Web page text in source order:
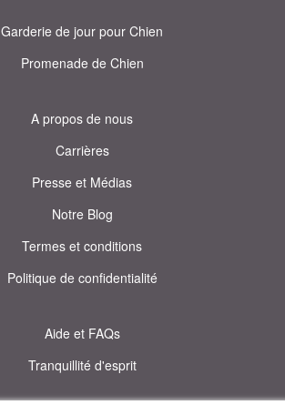
Garderie de jour pour Chien
Promenade de Chien
A propos de nous
Carrières
Presse et Médias
Notre Blog
Termes et conditions
Politique de confidentialité
Aide et FAQs
Tranquillité d'esprit